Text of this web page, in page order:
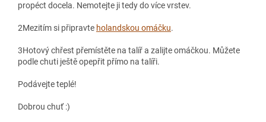
propéct docela. Nemotejte ji tedy do více vrstev.
2Mezitím si připravte holandskou omáčku.
3Hotový chřest přemístěte na talíř a zalijte omáčkou. Můžete
podle chuti ještě opepřit přímo na talíři.
Podávejte teplé!
Dobrou chuť :)